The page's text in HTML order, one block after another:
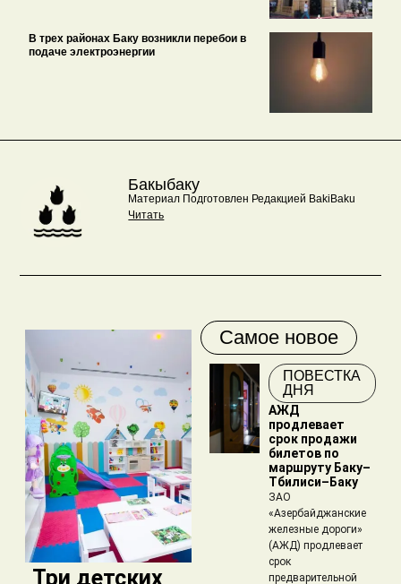
В трех районах Баку возникли перебои в
подаче электроэнергии
Бакыбаку
Материал Подготовлен Редакцией BakiBaku
Читать
​ Три детских
Самое новое
ПОВЕСТКА
ДНЯ
АЖД
продлевает
срок продажи
билетов по
маршруту Баку–
Тбилиси–Баку
ЗАО
«Азербайджанские
железные дороги»
(АЖД) продлевает
срок
предварительной